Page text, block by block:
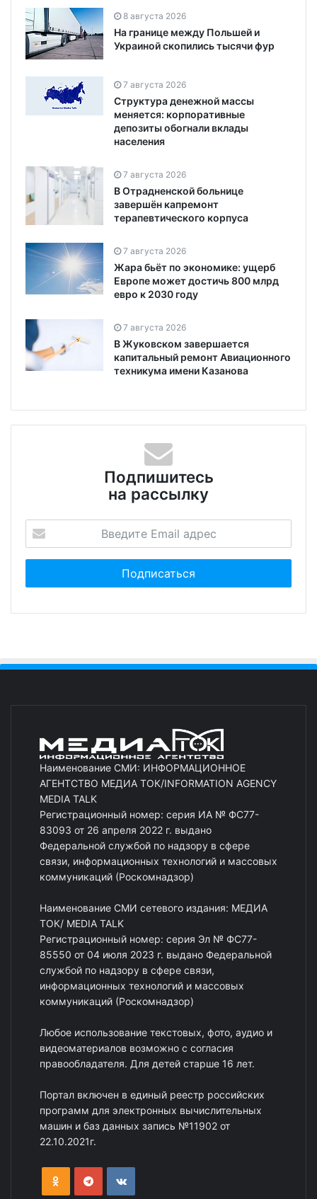
8 августа 2026
На границе между Польшей и
Украиной скопились тысячи фур
7 августа 2026
Структура денежной массы
меняется: корпоративные
депозиты обогнали вклады
населения
7 августа 2026
В Отрадненской больнице
завершён капремонт
терапевтического корпуса
7 августа 2026
Жара бьёт по экономике: ущерб
Европе может достичь 800 млрд
евро к 2030 году
7 августа 2026
В Жуковском завершается
капитальный ремонт Авиационного
техникума имени Казанова
Подпишитесь
на рассылку
Наименование СМИ: ИНФОРМАЦИОННОЕ
АГЕНТСТВО МЕДИА ТОК/INFORMATION AGENCY
MEDIA TALK
Регистрационный номер: серия ИА № ФС77-
83093 от 26 апреля 2022 г. выдано
Федеральной службой по надзору в сфере
связи, информационных технологий и массовых
коммуникаций (Роскомнадзор)
Наименование СМИ сетевого издания: МЕДИА
ТОК/ MEDIA TALK
Регистрационный номер: серия Эл № ФС77-
85550 от 04 июля 2023 г. выдано Федеральной
службой по надзору в сфере связи,
информационных технологий и массовых
коммуникаций (Роскомнадзор)
Любое использование текстовых, фото, аудио и
видеоматериалов возможно с согласия
правообладателя. Для детей старше 16 лет.
Портал включен в единый реестр российских
программ для электронных вычислительных
машин и баз данных запись №11902 от
22.10.2021г.